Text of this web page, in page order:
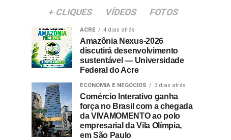
+ CLIQUES VÍDEOS FOTOS
ACRE 4 dias atrás
Amazônia Nexus-2026
discutirá desenvolvimento
sustentável — Universidade
Federal do Acre
ECONOMIA E NEGÓCIOS 3 dias atrás
Comércio Interativo ganha
força no Brasil com a chegada
da VIVAMOMENTO ao polo
empresarial da Vila Olímpia,
em São Paulo